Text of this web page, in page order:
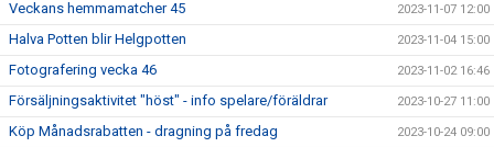
Veckans hemmamatcher 45 2023-11-07 12:00
Halva Potten blir Helgpotten 2023-11-04 15:00
Fotografering vecka 46 2023-11-02 16:46
Försäljningsaktivitet "höst" - info spelare/föräldrar 2023-10-27 11:00
Köp Månadsrabatten - dragning på fredag 2023-10-24 09:00